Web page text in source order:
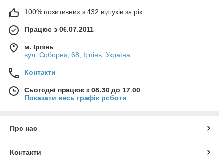
100% позитивних з 432 відгуків за рік
Працює з 06.07.2011
м. Ірпінь
вул. Соборна, 68, Ірпінь, Україна
Контакти
Сьогодні працює з 08:30 до 17:00
Показати весь графік роботи
Про нас
Контакти